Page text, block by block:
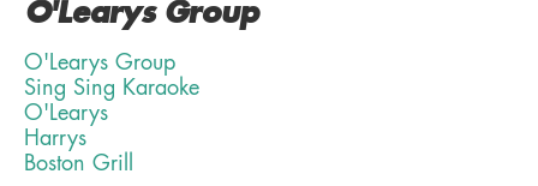
O'Learys Group
O'Learys Group
Sing Sing Karaoke
O'Learys
Harrys
Boston Grill